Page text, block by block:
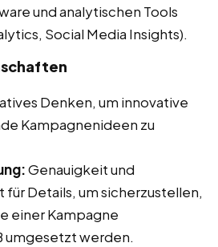
und analytischen Tools
Social Media Insights).
Denken, um innovative
Kampagnenideen zu
Genauigkeit und
Details, um sicherzustellen,
einer Kampagne
umgesetzt werden.